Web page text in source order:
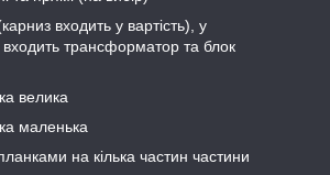
входить у вартість), у
входить трансформатор та блок
велика
маленька
на кілька частин частини